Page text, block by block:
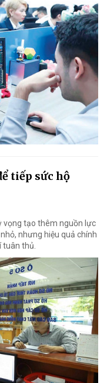
tiếp sức hộ
vọng tạo thêm nguồn lực
nhưng hiệu quả chính
thủ.